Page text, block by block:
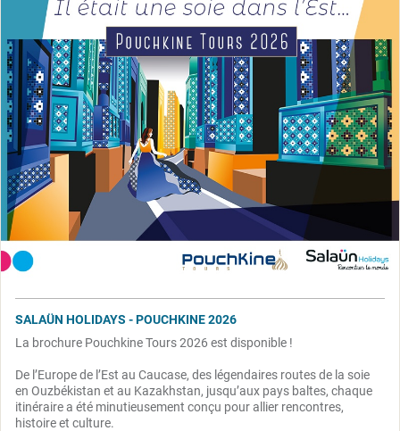
SALAÜN HOLIDAYS - POUCHKINE 2026
La brochure Pouchkine Tours 2026 est disponible !
De l’Europe de l’Est au Caucase, des légendaires routes de la soie
en Ouzbékistan et au Kazakhstan, jusqu’aux pays baltes, chaque
itinéraire a été minutieusement conçu pour allier rencontres,
histoire et culture.